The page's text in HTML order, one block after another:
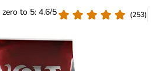
to 5: 4.6/5
(253)